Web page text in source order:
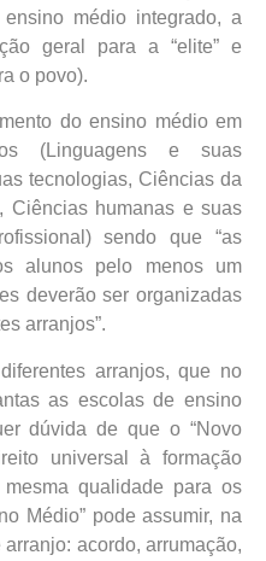
médio integrado, a
geral para a “elite” e
o povo).
do ensino médio em
(Linguagens e suas
tecnologias, Ciências da
Ciências humanas e suas
sendo que “as
alunos pelo menos um
deverão ser organizadas
arranjos”.
arranjos, que no
as escolas de ensino
dúvida de que o “Novo
universal à formação
qualidade para os
Médio” pode assumir, na
acordo, arrumação,